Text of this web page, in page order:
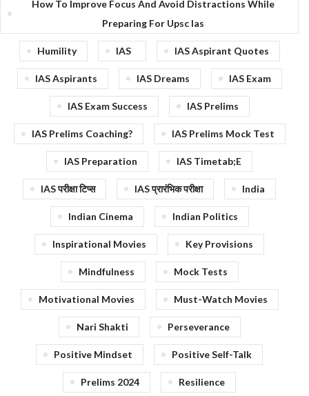
How To Improve Focus And Avoid Distractions While
Preparing For Upsc Ias
Humility IAS IAS Aspirant Quotes
IAS Aspirants IAS Dreams IAS Exam
IAS Exam Success IAS Prelims
IAS Prelims Coaching? IAS Prelims Mock Test
IAS Preparation IAS Timetab;e
IAS परीक्षा टिप्स IAS प्रारंभिक परीक्षा India
Indian Cinema Indian Politics
Inspirational Movies Key Provisions
Mindfulness Mock Tests
Motivational Movies Must-Watch Movies
Nari Shakti Perseverance
Positive Mindset Positive Self-Talk
Prelims 2024 Resilience